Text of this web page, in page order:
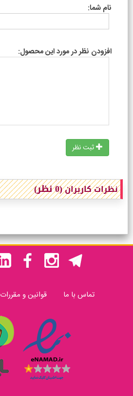
نام شما:
افزودن نظر در مورد این محصول:
ثبت نظر
نظرات کاربران(0 نظر)
تماس با ما قوانین و مقررات